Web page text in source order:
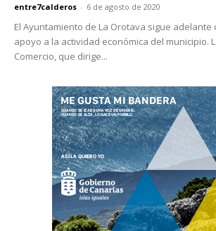
entre7calderos - 6 de agosto de 2020
El Ayuntamiento de La Orotava sigue adelante
apoyo a la actividad económica del municipio.
Comercio, que dirige...